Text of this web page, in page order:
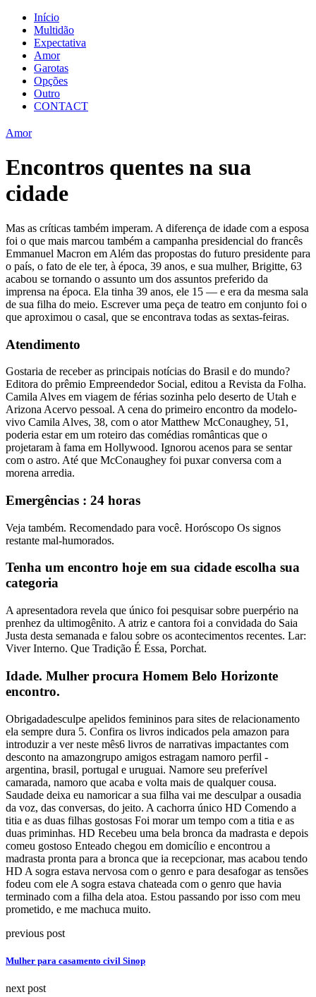
Início
Multidão
Expectativa
Amor
Garotas
Opções
Outro
CONTACT
Amor
Encontros quentes na sua
cidade
Mas as críticas também imperam. A diferença de idade com a esposa
foi o que mais marcou também a campanha presidencial do francês
Emmanuel Macron em Além das propostas do futuro presidente para
o país, o fato de ele ter, à época, 39 anos, e sua mulher, Brigitte, 63
acabou se tornando o assunto um dos assuntos preferido da
imprensa na época. Ela tinha 39 anos, ele 15 — e era da mesma sala
de sua filha do meio. Escrever uma peça de teatro em conjunto foi o
que aproximou o casal, que se encontrava todas as sextas-feiras.
Atendimento
Gostaria de receber as principais notícias do Brasil e do mundo?
Editora do prêmio Empreendedor Social, editou a Revista da Folha.
Camila Alves em viagem de férias sozinha pelo deserto de Utah e
Arizona Acervo pessoal. A cena do primeiro encontro da modelo-
vivo Camila Alves, 38, com o ator Matthew McConaughey, 51,
poderia estar em um roteiro das comédias românticas que o
projetaram à fama em Hollywood. Ignorou acenos para se sentar
com o astro. Até que McConaughey foi puxar conversa com a
morena arredia.
Emergências : 24 horas
Veja também. Recomendado para você. Horóscopo Os signos
restante mal-humorados.
Tenha um encontro hoje em sua cidade escolha sua
categoria
A apresentadora revela que único foi pesquisar sobre puerpério na
prenhez da ultimogênito. A atriz e cantora foi a convidada do Saia
Justa desta semanada e falou sobre os acontecimentos recentes. Lar:
Viver Interno. Que Tradição É Essa, Porchat.
Idade. Mulher procura Homem Belo Horizonte
encontro.
Obrigadadesculpe apelidos femininos para sites de relacionamento
ela sempre dura 5. Confira os livros indicados pela amazon para
introduzir a ver neste mês6 livros de narrativas impactantes com
desconto na amazongrupo amigos estragam namoro perfil -
argentina, brasil, portugal e uruguai. Namore seu preferível
camarada, namoro que acaba e volta mais de qualquer cousa.
Saudade deixa eu namoricar a sua filha vai me desculpar a ousadia
da voz, das conversas, do jeito. A cachorra único HD Comendo a
titia e as duas filhas gostosas Foi morar um tempo com a titia e as
duas priminhas. HD Recebeu uma bela bronca da madrasta e depois
comeu gostoso Enteado chegou em domicílio e encontrou a
madrasta pronta para a bronca que ia recepcionar, mas acabou tendo
HD A sogra estava nervosa com o genro e para desafogar as tensões
fodeu com ele A sogra estava chateada com o genro que havia
terminado com a filha dela atoa. Estou passando por isso com meu
prometido, e me machuca muito.
previous post
Mulher para casamento civil Sinop
next post